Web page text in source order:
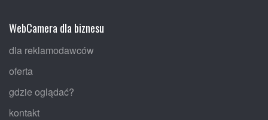
WebCamera dla biznesu
dla reklamodawców
oferta
gdzie oglądać?
kontakt